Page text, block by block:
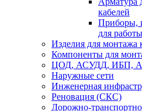
кабелей
Приборы,
для
Изделия для монтажа
Компоненты для
ЦОД, АСУДД, ИБП,
Наружные сети
Инженерная
Реновация (СКС)
Дорожно-